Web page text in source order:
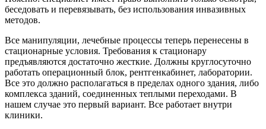
беседовать и перевязывать, без использования инвазивных
методов.
Все манипуляции, лечебные процессы теперь перенесены в
стационарные условия. Требования к стационару
предъявляются достаточно жесткие. Должны круглосуточно
работать операционный блок, рентгенкабинет, лаборатории.
Все это должно располагаться в пределах одного здания, либо
комплекса зданий, соединенных теплыми переходами. В
нашем случае это первый вариант. Все работает внутри
клиники.